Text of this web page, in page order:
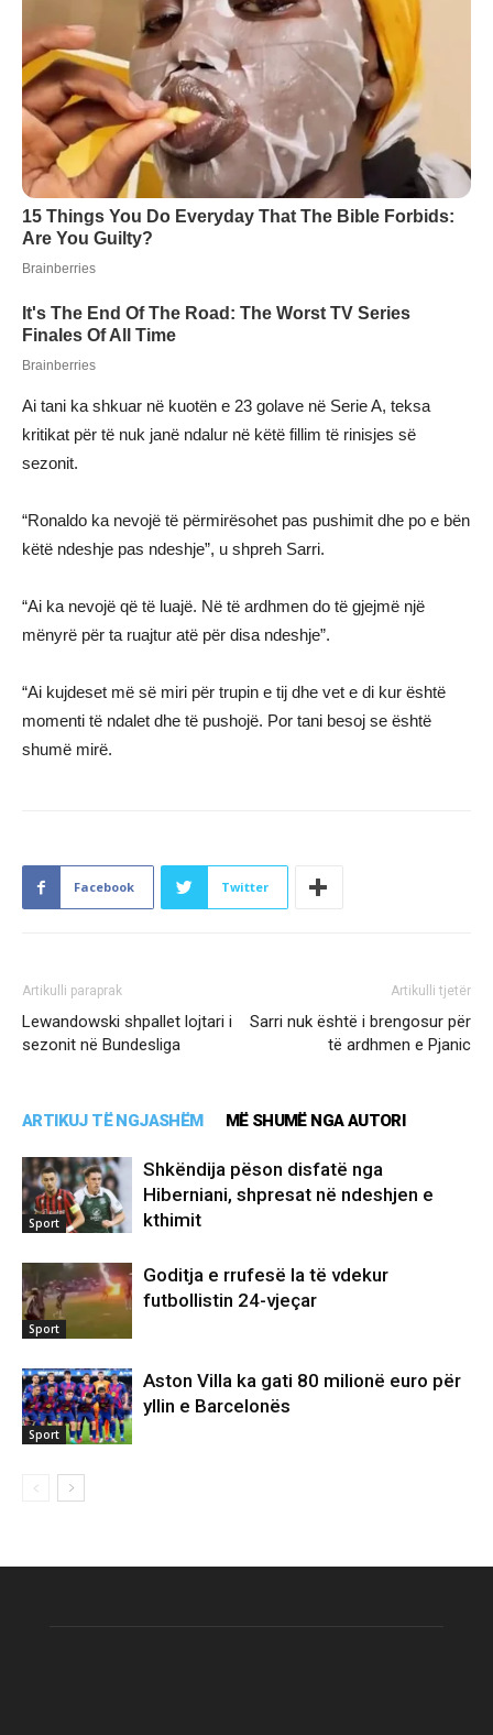
Ai tani ka shkuar në kuotën e 23 golave në Serie A, teksa
kritikat për të nuk janë ndalur në këtë fillim të rinisjes së
sezonit.
“Ronaldo ka nevojë të përmirësohet pas pushimit dhe po e bën
këtë ndeshje pas ndeshje”, u shpreh Sarri.
“Ai ka nevojë që të luajë. Në të ardhmen do të gjejmë një
mënyrë për ta ruajtur atë për disa ndeshje”.
“Ai kujdeset më së miri për trupin e tij dhe vet e di kur është
momenti të ndalet dhe të pushojë. Por tani besoj se është
shumë mirë.
Facebook Twitter
Artikulli paraprak
Lewandowski shpallet lojtari i
sezonit në Bundesliga
Artikulli tjetër
Sarri nuk është i brengosur për
të ardhmen e Pjanic
ARTIKUJ TË NGJASHËM MË SHUMË NGA AUTORI
Sport
Shkëndija pëson disfatë nga
Hiberniani, shpresat në ndeshjen e
kthimit
Sport
Goditja e rrufesë la të vdekur
futbollistin 24-vjeçar
Sport
Aston Villa ka gati 80 milionë euro për
yllin e Barcelonës